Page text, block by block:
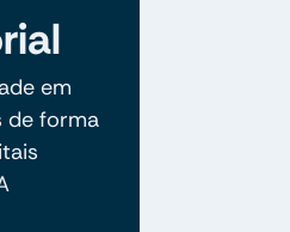
em
de forma